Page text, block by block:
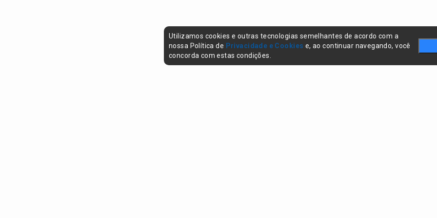
Utilizamos cookies e outras tecnologias semelhantes de acordo com a
nossa Política de Privacidade e Cookies e, ao continuar navegando, você
concorda com estas condições.